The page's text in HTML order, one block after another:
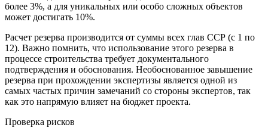
более 3%, а для уникальных или особо сложных объектов
может достигать 10%.
Расчет резерва производится от суммы всех глав ССР (с 1 по
12). Важно помнить, что использование этого резерва в
процессе строительства требует документального
подтверждения и обоснования. Необоснованное завышение
резерва при прохождении экспертизы является одной из
самых частых причин замечаний со стороны экспертов, так
как это напрямую влияет на бюджет проекта.
Проверка рисков